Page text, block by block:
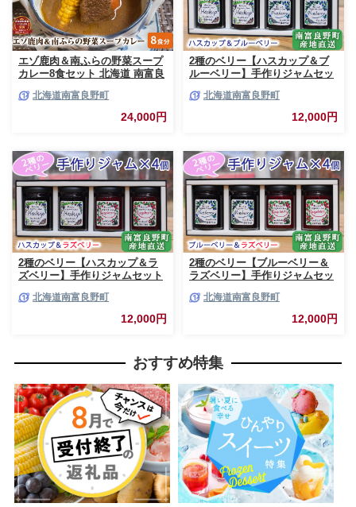
エゾ鹿肉＆南ふらの野菜スープ
カレー8食セット 北海道 南富良
スープカレー セット 詰合せ 加
北海道南富良野町
24,000円
2種のベリー【ハスカップ＆ブ
ルーベリー】手作りジャムセッ
ャム ベリー ハスカップ ブルー
北海道南富良野町
12,000円
2種のベリー【ハスカップ＆ラ
ズベリー】手作りジャムセット
ム ベリー ハスカップ ラズベリ
ー ソース カシス てんさい糖 無
農薬 ポリフェノール 鉄分 ビタ
北海道南富良野町
12,000円
2種のベリー【ブルーベリー＆
ラズベリー】手作りジャムセッ
ャム ベリー ブルーベリー ラズ
ベリー ソース カシス 果実 てん
北海道南富良野町
12,000円
おすすめ特集